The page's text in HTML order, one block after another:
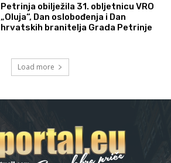
Petrinja obilježila 31. obljetnicu VRO
„Oluja“, Dan oslobođenja i Dan
hrvatskih branitelja Grada Petrinje
Load more